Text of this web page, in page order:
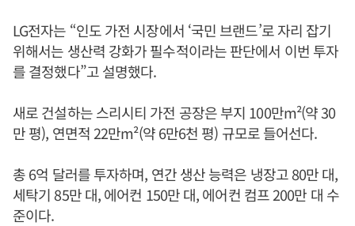
LG전자는 “인도 가전 시장에서 ‘국민 브랜드’로 자리 잡기
위해서는 생산력 강화가 필수적이라는 판단에서 이번 투자
를 결정했다”고 설명했다.
새로 건설하는 스리시티 가전 공장은 부지 100만m²(약 30
만 평), 연면적 22만m²(약 6만6천 평) 규모로 들어선다.
총 6억 달러를 투자하며, 연간 생산 능력은 냉장고 80만 대,
세탁기 85만 대, 에어컨 150만 대, 에어컨 컴프 200만 대 수
준이다.